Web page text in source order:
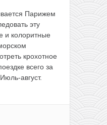
Парижем
эту
и колоритные
крохотное
всего за
август.